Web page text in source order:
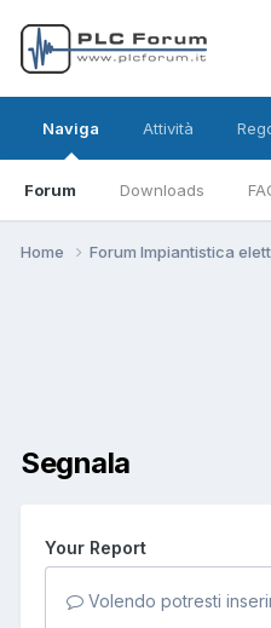
Naviga
Forum Downloads
Attività
Home Forum Impiantistica
Segnala
Your Report
Volendo potresti